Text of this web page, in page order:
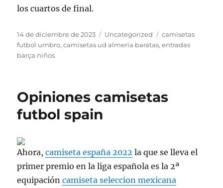
los cuartos de final.
Publicado
el
14 de diciembre de 2023 Categorías
Uncategorized Etiquetas
camisetas
futbol umbro,camisetas ud almeria baratas,entradas
barça niños
Opiniones camisetas
futbol spain
Ahora,camiseta españa 2022 la que se lleva el
primer premio en la liga española es la 2ª
equipacióncamiseta seleccion mexicana